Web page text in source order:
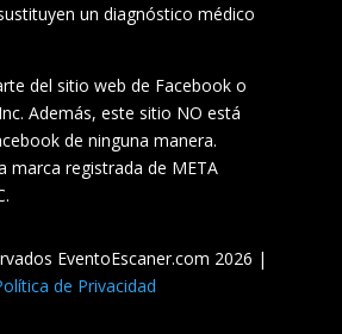
un diagnóstico médico
del sitio web de Facebook o
Además, este sitio NO está
de ninguna manera.
marca registrada de META
EventoEscaner.com 2026 |
de Privacidad